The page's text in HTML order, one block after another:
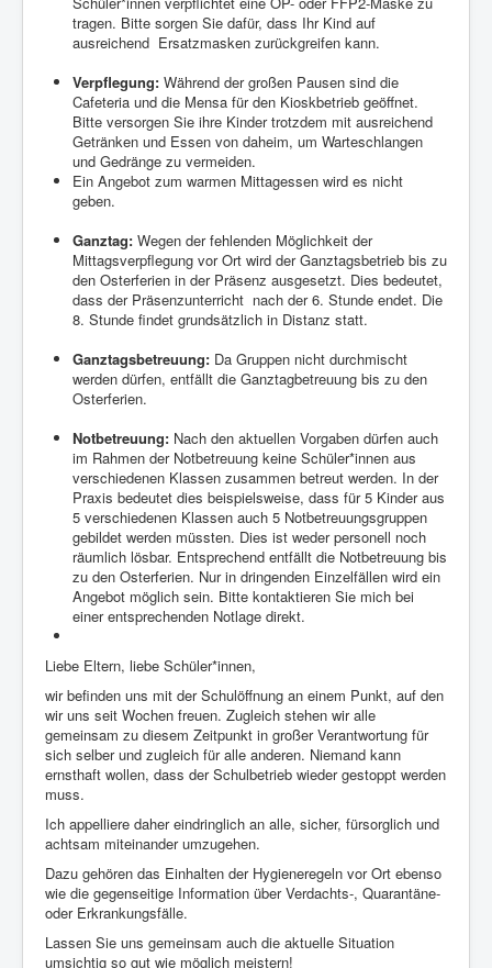
tragen. Bitte sorgen Sie dafür, dass Ihr Kind auf
ausreichend Ersatzmasken zurückgreifen kann.
Verpflegung: Während der großen Pausen sind die
Cafeteria und die Mensa für den Kioskbetrieb geöffnet.
Bitte versorgen Sie ihre Kinder trotzdem mit ausreichend
Getränken und Essen von daheim, um Warteschlangen
und Gedränge zu vermeiden.
Ein Angebot zum warmen Mittagessen wird es nicht
geben.
Ganztag: Wegen der fehlenden Möglichkeit der
Mittagsverpflegung vor Ort wird der Ganztagsbetrieb bis zu
den Osterferien in der Präsenz ausgesetzt. Dies bedeutet,
dass der Präsenzunterricht nach der 6. Stunde endet. Die
8. Stunde findet grundsätzlich in Distanz statt.
Ganztagsbetreuung: Da Gruppen nicht durchmischt
werden dürfen, entfällt die Ganztagbetreuung bis zu den
Osterferien.
Notbetreuung: Nach den aktuellen Vorgaben dürfen auch
im Rahmen der Notbetreuung keine Schüler*innen aus
verschiedenen Klassen zusammen betreut werden. In der
Praxis bedeutet dies beispielsweise, dass für 5 Kinder aus
5 verschiedenen Klassen auch 5 Notbetreuungsgruppen
gebildet werden müssten. Dies ist weder personell noch
räumlich lösbar. Entsprechend entfällt die Notbetreuung bis
zu den Osterferien. Nur in dringenden Einzelfällen wird ein
Angebot möglich sein. Bitte kontaktieren Sie mich bei
einer entsprechenden Notlage direkt.
Liebe Eltern, liebe Schüler*innen,
wir befinden uns mit der Schulöffnung an einem Punkt, auf den
wir uns seit Wochen freuen. Zugleich stehen wir alle
gemeinsam zu diesem Zeitpunkt in großer Verantwortung für
sich selber und zugleich für alle anderen. Niemand kann
ernsthaft wollen, dass der Schulbetrieb wieder gestoppt werden
muss.
Ich appelliere daher eindringlich an alle, sicher, fürsorglich und
achtsam miteinander umzugehen.
Dazu gehören das Einhalten der Hygieneregeln vor Ort ebenso
wie die gegenseitige Information über Verdachts-, Quarantäne-
oder Erkrankungsfälle.
Lassen Sie uns gemeinsam auch die aktuelle Situation
umsichtig so gut wie möglich meistern!